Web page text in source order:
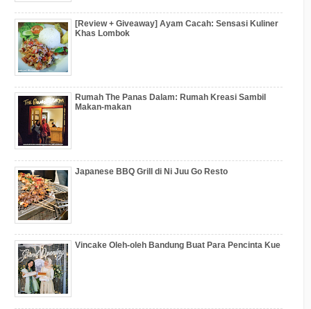
[Review + Giveaway] Ayam Cacah: Sensasi Kuliner
Khas Lombok
Rumah The Panas Dalam: Rumah Kreasi Sambil
Makan-makan
Japanese BBQ Grill di Ni Juu Go Resto
Vincake Oleh-oleh Bandung Buat Para Pencinta Kue